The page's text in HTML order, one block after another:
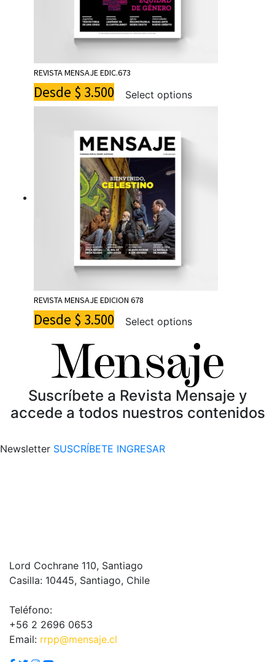
REVISTA MENSAJE EDIC.673
Desde $ 3.500 Select options
REVISTA MENSAJE EDICION 678
Desde $ 3.500 Select options
Suscríbete a Revista Mensaje y
accede a todos nuestros contenidos
Newsletter SUSCRÍBETE INGRESAR
Lord Cochrane 110, Santiago
Casilla: 10445, Santiago, Chile
Teléfono:
+56 2 2696 0653
Email: rrpp@mensaje.cl